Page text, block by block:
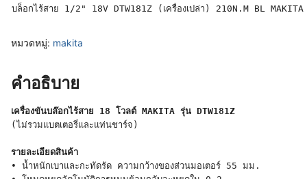
บล็อกไร้สาย 1/2" 18V DTW181Z (เครื่องเปล่า) 210N.M BL MAKITA
หมวดหมู่: makita
คำอธิบาย
เครื่องขันบล๊อกไร้สาย 18 โวลต์ MAKITA รุ่น DTW181Z
(ไม่รวมแบตเตอรี่และแท่นชาร์จ)
รายละเอียดสินค้า
• น้ำหนักเบาและกะทัดรัด ความกว้างของส่วนมอเตอร์ 55 มม.